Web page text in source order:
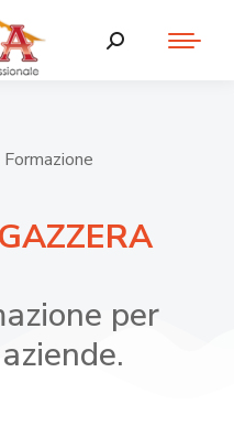
GAZZERA
per